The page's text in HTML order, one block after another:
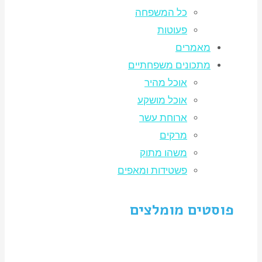
כל המשפחה
פעוטות
מאמרים
מתכונים משפחתיים
אוכל מהיר
אוכל מושקע
ארוחת עשר
מרקים
משהו מתוק
פשטידות ומאפים
פוסטים מומלצים